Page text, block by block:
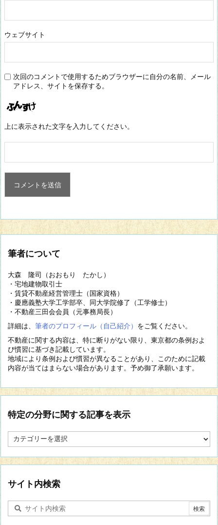
ウェブサイト
次回のコメントで使用するためブラウザーに自分の名前、メール
アドレス、サイトを保存する。
上に表示された文字を入力してください。
筆者について
大森 隆司（おおもり たかし）
・宅地建物取引士
・賃貸不動産経営管理士（国家資格）
・慶應義塾大学工学部卒、同大学院修了（工学修士）
・不動産三田会会員（元事務局長）
詳細は、 筆者のプロフィール（自己紹介） をご覧ください。
不動産に関する内容は、特に断りがない限り、東京都の条例およ
び慣習に基づき記載しています。
地域により条例および慣習が異なることがあり、このために記載
内容が当てはまらない場合があります。予め御了承願います。
特定の分野に関する記事を表示
定
分
に
関
す
記
サイト内検索